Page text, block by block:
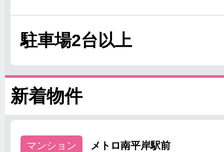
駐車場2台以上
新着物件
マンション メトロ南平岸駅前